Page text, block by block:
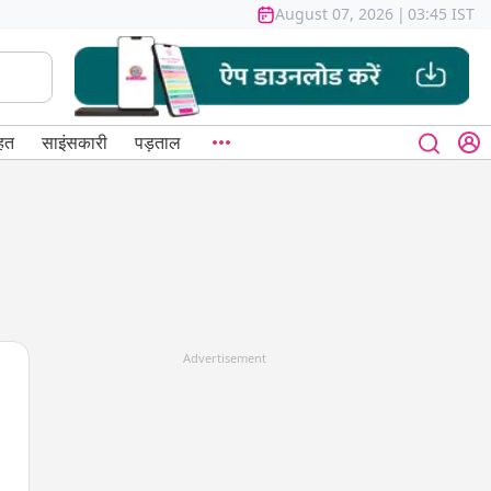
August 07, 2026 | 03:45 IST
साइंसकारी पड़ताल
Advertisement